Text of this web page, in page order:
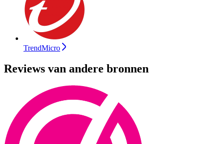
TrendMicro
Reviews van andere bronnen